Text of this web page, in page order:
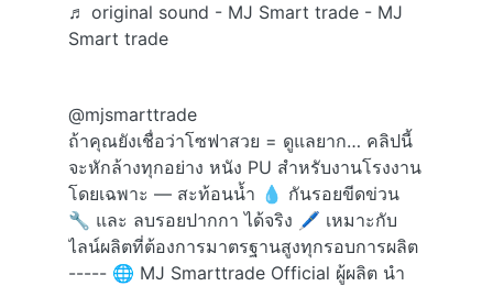
♬ original sound - MJ Smart trade - MJ
Smart trade
@mjsmarttrade
ถ้าคุณยังเชื่อว่าโซฟาสวย = ดูแลยาก… คลิปนี้
จะหักล้างทุกอย่าง หนัง PU สำหรับงานโรงงาน
โดยเฉพาะ — สะท้อนน้ำ 💧 กันรอยขีดข่วน
🔧 และ ลบรอยปากกา ได้จริง 🖊️ เหมาะกับ
ไลน์ผลิตที่ต้องการมาตรฐานสูงทุกรอบการผลิต
----- 🌐 MJ Smarttrade Official ผู้ผลิต นำ